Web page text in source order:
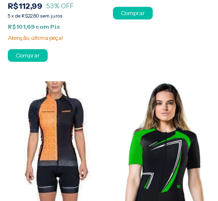
R$112,99 53% OFF
5x de R$22,60 sem juros
R$101,69 com Pix
Atenção, última peça!
Comprar
Comprar